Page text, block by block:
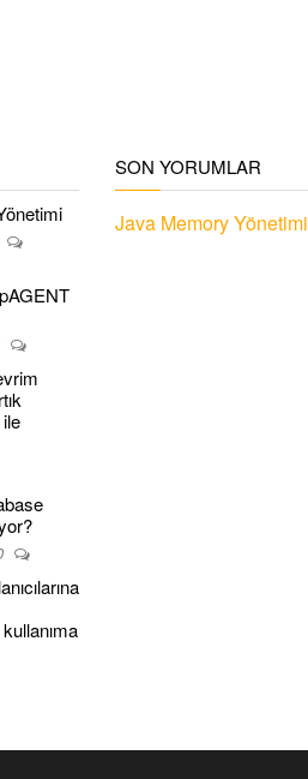
SON YORUMLAR
Java Memory Yönetimi